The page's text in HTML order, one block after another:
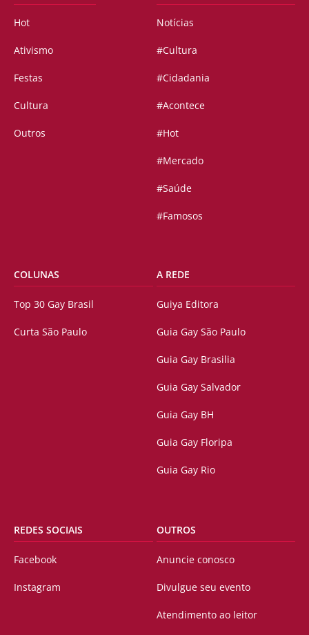
Hot
Ativismo
Festas
Cultura
Outros
Notícias
#Cultura
#Cidadania
#Acontece
#Hot
#Mercado
#Saúde
#Famosos
COLUNAS
Top 30 Gay Brasil
Curta São Paulo
A REDE
Guiya Editora
Guia Gay São Paulo
Guia Gay Brasilia
Guia Gay Salvador
Guia Gay BH
Guia Gay Floripa
Guia Gay Rio
REDES SOCIAIS
Facebook
Instagram
OUTROS
Anuncie conosco
Divulgue seu evento
Atendimento ao leitor